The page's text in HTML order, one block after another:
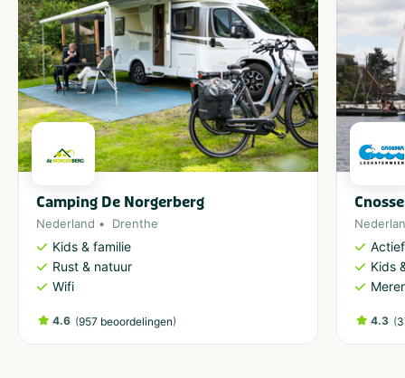
Bedrijfsuitje
Familiedag
Personeelsuitje
Teamuitstapje
Vrijgezellenfeest mannen
Vrijgezellenfeest vrouwen
Klassenuitje
Camping De Norgerberg
Nederland Drenthe
Kids & familie
Rust & natuur
Wifi
4.6 (957 beoordelingen)
Kids
4.3 (